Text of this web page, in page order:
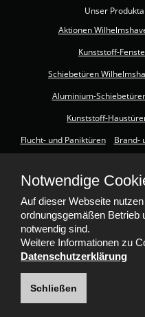
Unser
Aktionen
Kunststoff-
Schiebetüren
Aluminium-
Kunststoff-
Flucht- und Paniktüren
Brand-
Notwendige
Auf dieser Webseite
ordnungsgemäßen Betrieb
notwendig sind.
Weitere Informationen zu
Datenschutzerklärung
Schließen